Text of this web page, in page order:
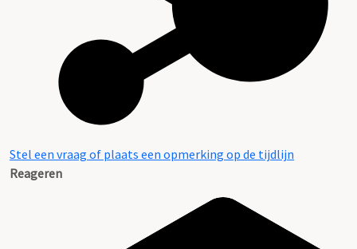
Stel een vraag of plaats een opmerking op de tijdlijn
Reageren